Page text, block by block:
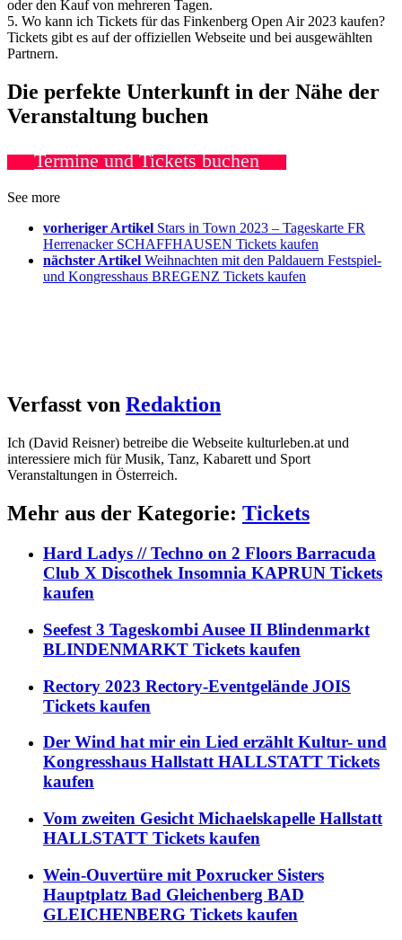
oder den Kauf von mehreren Tagen.
5. Wo kann ich Tickets für das Finkenberg Open Air 2023 kaufen?
Tickets gibt es auf der offiziellen Webseite und bei ausgewählten
Partnern.
Die perfekte Unterkunft in der Nähe der
Veranstaltung buchen
Termine und Tickets buchen
See more
vorheriger Artikel Stars in Town 2023 – Tageskarte FR
Herrenacker SCHAFFHAUSEN Tickets kaufen
nächster Artikel Weihnachten mit den Paldauern Festspiel-
und Kongresshaus BREGENZ Tickets kaufen
Verfasst von Redaktion
Ich (David Reisner) betreibe die Webseite kulturleben.at und
interessiere mich für Musik, Tanz, Kabarett und Sport
Veranstaltungen in Österreich.
Mehr aus der Kategorie: Tickets
Hard Ladys // Techno on 2 Floors Barracuda
Club X Discothek Insomnia KAPRUN Tickets
kaufen
Seefest 3 Tageskombi Ausee II Blindenmarkt
BLINDENMARKT Tickets kaufen
Rectory 2023 Rectory-Eventgelände JOIS
Tickets kaufen
Der Wind hat mir ein Lied erzählt Kultur- und
Kongresshaus Hallstatt HALLSTATT Tickets
kaufen
Vom zweiten Gesicht Michaelskapelle Hallstatt
HALLSTATT Tickets kaufen
Wein-Ouvertüre mit Poxrucker Sisters
Hauptplatz Bad Gleichenberg BAD
GLEICHENBERG Tickets kaufen